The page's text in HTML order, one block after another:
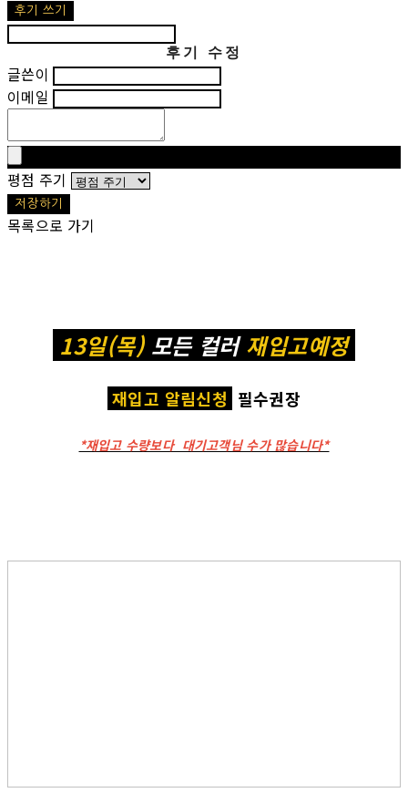
후기 쓰기
후기 수정
글쓴이
이메일
평점 주기
저장하기
목록으로 가기
13일(목) 모든 컬러재입고예정
재입고 알림신청 필수권장
*재입고 수량보다 대기고객님 수가 많습니다*